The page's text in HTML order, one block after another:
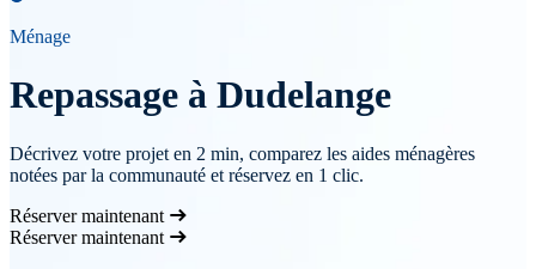
Ménage
Repassage à Dudelange
Décrivez votre projet en 2 min, comparez les aides ménagères
notées par la communauté et réservez en 1 clic.
Réserver maintenant
Réserver maintenant